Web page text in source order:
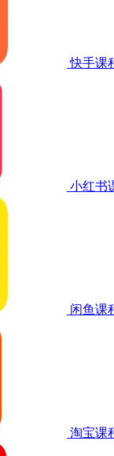
快手课
小红书
闲鱼课
淘宝课